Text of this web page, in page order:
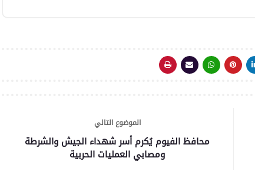
الموضوع التالي
محافظ الفيوم يُكرم أسر شهداء الجيش والشرطة
ومصابي العمليات الحربية